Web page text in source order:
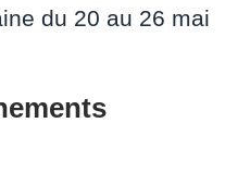
du 20 au 26 mai